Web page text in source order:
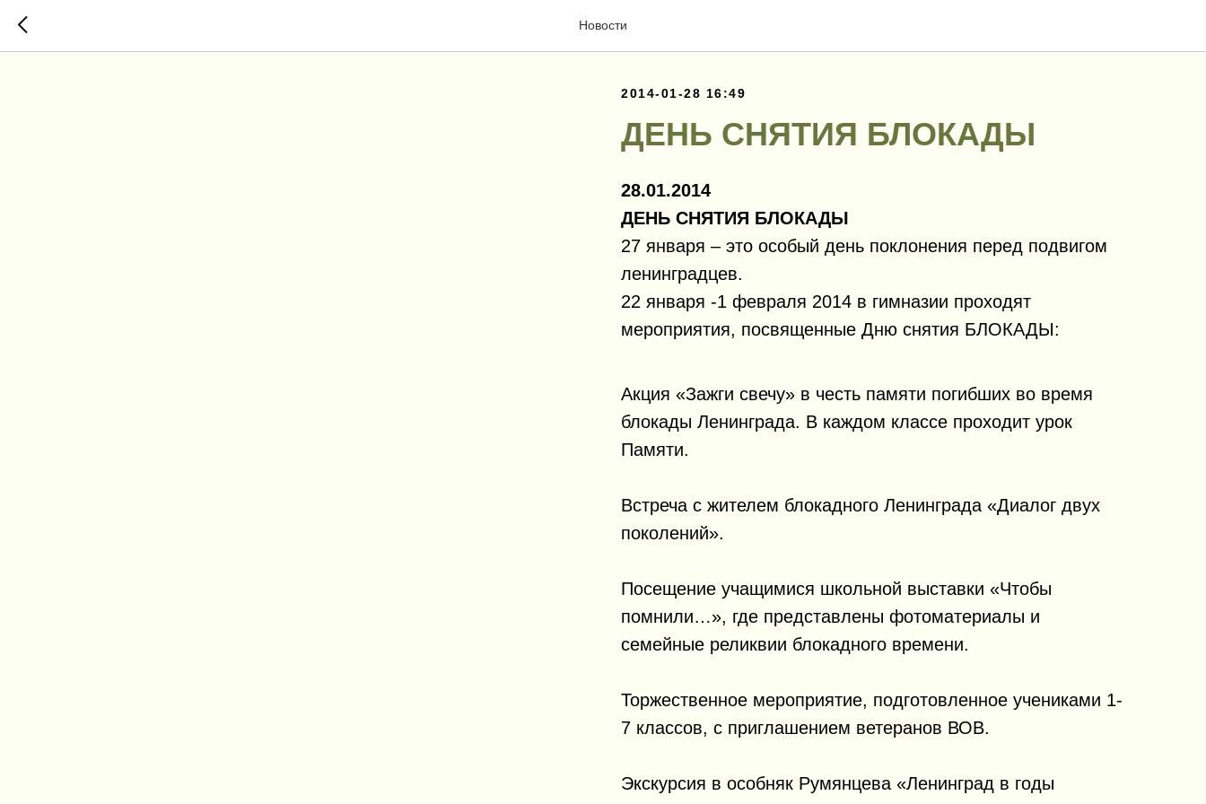
Новости
2014-01-28 16:49
ДЕНЬ СНЯТИЯ БЛОКАДЫ
28.01.2014
ДЕНЬ СНЯТИЯ БЛОКАДЫ
27 января – это особый день поклонения перед подвигом
ленинградцев.
22 января -1 февраля 2014 в гимназии проходят
мероприятия, посвященные Дню снятия БЛОКАДЫ:
Акция «Зажги свечу» в честь памяти погибших во время
блокады Ленинграда. В каждом классе проходит урок
Памяти.
Встреча с жителем блокадного Ленинграда «Диалог двух
поколений».
Посещение учащимися школьной выставки «Чтобы
помнили…», где представлены фотоматериалы и
семейные реликвии блокадного времени.
Торжественное мероприятие, подготовленное учениками 1-
7 классов, с приглашением ветеранов ВОВ.
Экскурсия в особняк Румянцева «Ленинград в годы